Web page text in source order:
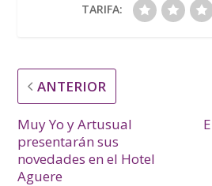
TARIFA:
ANTERIOR
Muy Yo y Artusual
presentarán sus
novedades en el Hotel
Aguere